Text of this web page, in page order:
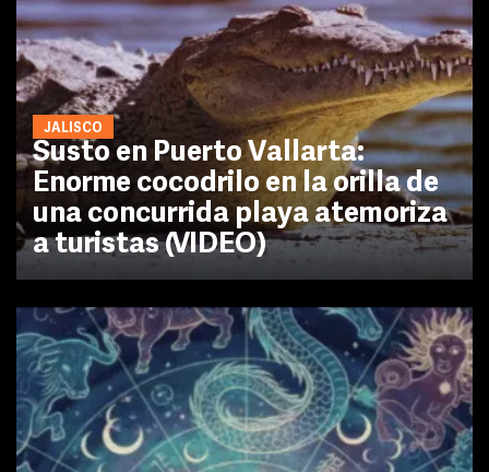
JALISCO
Susto en Puerto Vallarta:
Enorme cocodrilo en la orilla de
una concurrida playa atemoriza
a turistas (VIDEO)